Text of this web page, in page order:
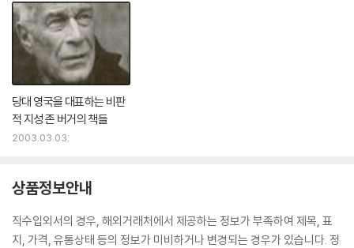
당대 영국을 대표하는 비판
적 지성 존 버거의 책들
2003.03.03.
상품정보안내
직수입외서의 경우, 해외거래처에서 제공하는 정보가 부족하여 제목, 표
지, 가격, 유통상태 등의 정보가 미비하거나 변경되는 경우가 있습니다. 정